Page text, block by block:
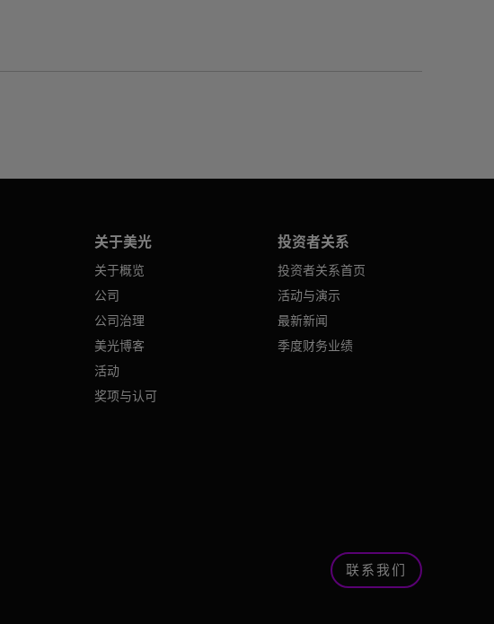
关于美光
关于概览
公司
公司治理
美光博客
活动
奖项与认可
投资者关系
投资者关系首页
活动与演示
最新新闻
季度财务业绩
联系我们